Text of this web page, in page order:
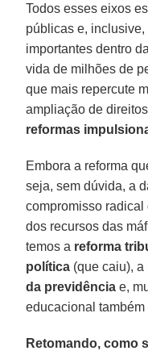
Todos esses eixos
públicas e,
importantes dentro
vida de milhões de
que mais repercute
ampliação de
reformas
Embora a reforma
seja, sem dúvida, a
compromisso
dos recursos das
temos a reforma
política (que caiu), a
da previdência e,
educacional também
Retomando, como